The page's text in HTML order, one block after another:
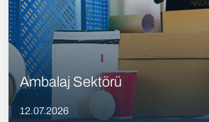
Ambalaj Sektörü
12.07.2026